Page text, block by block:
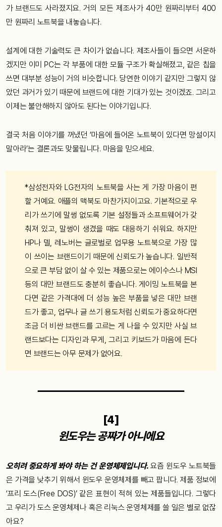
가 브랜드도 사라졌지요. 거의 모든 제조사가 40만 원짜리부터 400
만 원짜리 노트북을 내놓습니다.
설계에 대한 기술력도 큰 차이가 없습니다. 제조사들이 들으면 서운하
겠지만 이미 PC는 각 부품에 대한 모듈 구조가 확실해졌고, 같은 칩을
쓰면 대부분 성능이 거의 비슷합니다. 당연한 이야기 같지만 그렇지 않
았던 과거가 있기 때문에 브랜드에 대한 기대가 있는 것이겠죠. 그리고
이제는 불안해하지 않아도 된다는 이야기입니다.
결국 처음 이야기를 꺼냈던 ‘마음에 들어온 노트북이 있다면 망설이지
말아라’는 결론과도 맞물립니다. 마음을 믿으세요.
*삼성전자와 LG전자의 노트북을 사는 게 가장 마음이 편
할 거예요. 애플의 맥북도 마찬가지이고요. 기본적으로 우
리가 쓰기에 말썽 없도록 기본 설정들과 소프트웨어가 갖
춰져 있고, 말썽이 생겼을 때도 대응하기 쉬워요. 하지만
HP나 델, 레노버는 글로벌로 업무용 노트북으로 가장 많
이 쓰이는 브랜드이기 때문에 신뢰도가 높습니다. 일반적
으로 큰 부담 없이 살 수 있는 제품으로는 에이수스나 MSI
등의 대만 브랜드도 충분히 좋습니다. 게이밍 노트북을 본
다면 같은 가격대에 더 성능 높은 부품을 넣은 대만 브랜
드가 좋고, 업무나 글 쓰기 용도처럼 신뢰도가 중요하다면
조금 더 비싼 브랜드를 고르는 게 나을 수 있지만 사실 브
랜드보다는 디자인과 무게, 그리고 키보드가 마음에 든다
면 브랜드는 아무 문제가 없어요.
[4]
윈도우는 공짜가 아니에요
오히려 중요하게 봐야 하는 건 운영체제입니다.요즘 윈도우 노트북들
은 가격을 낮추기 위해서 윈도우 운영체제를 빼고 팝니다. 제품 정보에
‘프리 도스(Free DOS)’ 같은 표현이 적혀 있는 제품들입니다. 그렇다
고 우리가 도스 운영체제나 혹은 리눅스 운영체제를 쓸 일은 별로 없잖
아요?